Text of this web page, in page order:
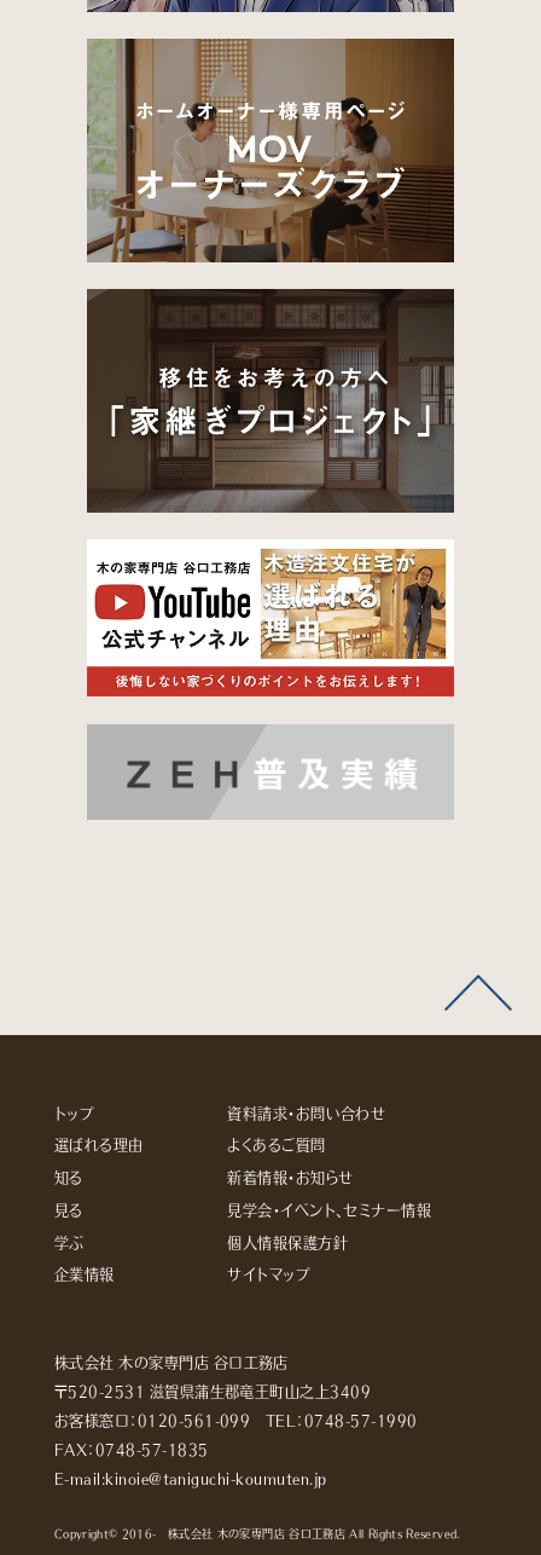
トップ
選ばれる理由
知る
見る
学ぶ
企業情報
資料請求・お問い合わせ
よくあるご質問
新着情報・お知らせ
見学会・イベント、セミナー情報
個人情報保護方針
サイトマップ
株式会社 木の家専門店 谷口工務店
〒520-2531 滋賀県蒲生郡竜王町山之上3409
お客様窓口： 0120-561-099 TEL： 0748-57-1990
FAX：0748-57-1835
E-mail:kinoie@taniguchi-koumuten.jp
Copyright© 2016- 株式会社 木の家専門店 谷口工務店 All Rights Reserved.